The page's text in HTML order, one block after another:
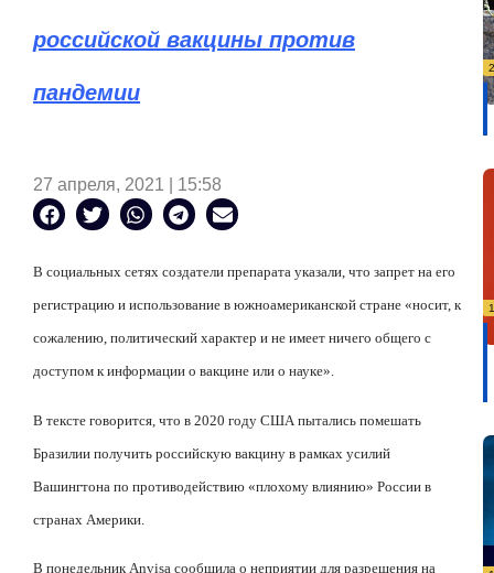
российской вакцины против
пандемии
27 апреля, 2021 | 15:58
В социальных сетях создатели препарата указали, что запрет на его
регистрацию и использование в южноамериканской стране «носит, к
сожалению, политический характер и не имеет ничего общего с
доступом к информации о вакцине или о науке».
В тексте говорится, что в 2020 году США пытались помешать
Бразилии получить российскую вакцину в рамках усилий
Вашингтона по противодействию «плохому влиянию» России в
странах Америки.
В понедельник Anvisa сообщила о неприятии для разрешения на